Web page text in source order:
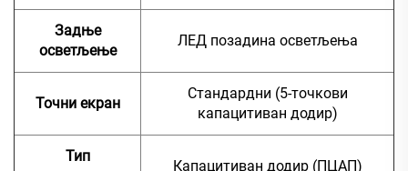
Задње
осветљење
ЛЕД позадина осветљења
Точни екран
Стандардни (5-точкови
капацитиван додир)
Тип
Капацитиван додир (ПЦАП)